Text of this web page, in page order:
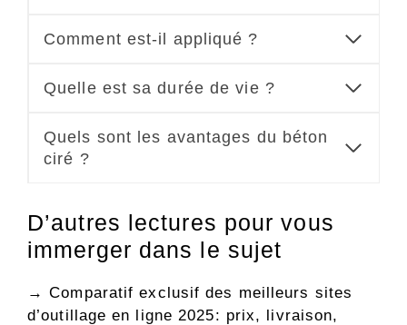
Comment est-il appliqué ?
Quelle est sa durée de vie ?
Quels sont les avantages du béton
ciré ?
D’autres lectures pour vous
immerger dans le sujet
→Comparatif exclusif des meilleurs sites
d’outillage en ligne 2025: prix, livraison,